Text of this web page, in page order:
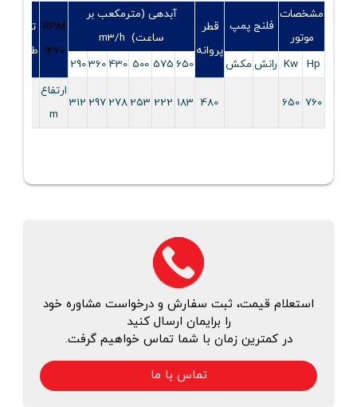
مشخصات
موتور
فلنج پمپ
قطر
پروانه
آبدهی (مترمکعب بر
ساعت) m3/h
RPM
1470
تعداد
طبقات
Hp
Kw رانش مکش 650
575
500
430
360
290
760
650
480
183
222
253
278
297
312
ارتفاع
m
استعلام قیمت، ثبت سفارش و درخواست مشاوره خود
را برایمان ارسال کنید
در کمترین زمان با شما تماس خواهیم گرفت.
تماس با ما